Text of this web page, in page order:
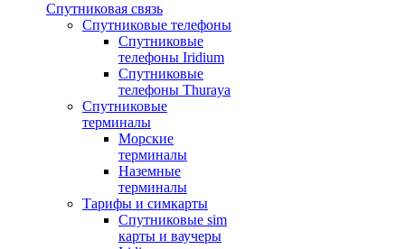
Спутниковая связь
Спутниковые телефоны
Спутниковые
телефоны Iridium
Спутниковые
телефоны Thuraya
Спутниковые
терминалы
Морские
терминалы
Наземные
терминалы
Тарифы и симкарты
Спутниковые sim
карты и ваучеры